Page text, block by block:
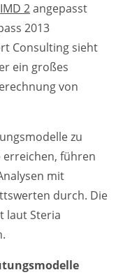
IMD 2angepasst
2013
Consulting sieht
ein großes
von
zu
erreichen, führen
mit
durch. Die
laut Steria